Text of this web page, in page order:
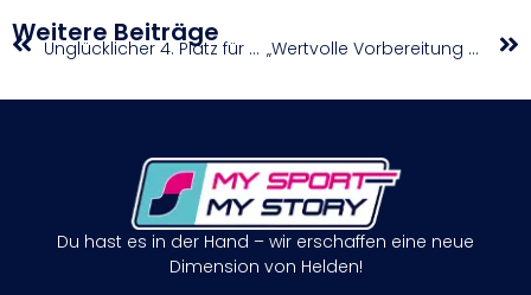
Weitere Beiträge Unglücklicher 4. Platz für Mädchen U16 „Wertvolle Vorbereitung bei unglaublicher Atmosphäre“
Du hast es in der Hand – wir erschaffen eine neue
Dimension von Helden!